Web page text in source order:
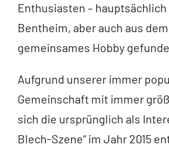
Enthusiasten –
Bentheim, aber auch aus
gemeinsames Hobby
Aufgrund unserer immer
Gemeinschaft mit immer
sich die ursprünglich als
Blech-Szene“ im Jahr 2015